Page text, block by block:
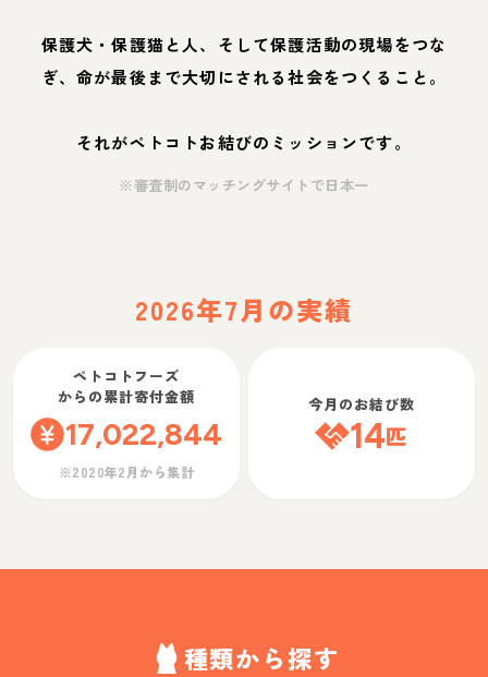
保護犬・保護猫と人、そして保護活動の現場をつな
ぎ、命が最後まで大切にされる社会をつくること。
それがペトコトお結びのミッションです。
※審査制のマッチングサイトで日本一
2026年7月の実績
ペトコトフーズ
からの累計寄付金額
17,022,844
※2020年2月から集計
今月のお結び数
14匹
種類から探す